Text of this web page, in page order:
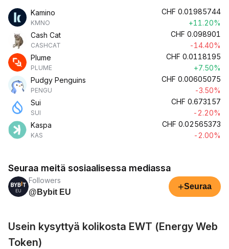
Kamino
KMNO
CHF 0.01985744
+11.20%
Cash Cat
CASHCAT
CHF 0.098901
-14.40%
Plume
PLUME
CHF 0.0118195
+7.50%
Pudgy Penguins
PENGU
CHF 0.00605075
-3.50%
Sui
SUI
CHF 0.673157
-2.20%
Kaspa
KAS
CHF 0.02565373
-2.00%
Seuraa meitä sosiaalisessa mediassa
Followers
@Bybit EU
+Seuraa
Usein kysyttyä kolikosta EWT (Energy Web
Token)